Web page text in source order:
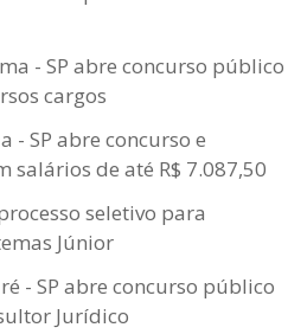
- SP abre concurso público
cargos
- SP abre concurso e
salários de até R$ 7.087,50
seletivo para
Júnior
- SP abre concurso público
Jurídico